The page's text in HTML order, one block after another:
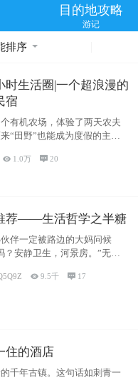
目的地攻略
游记
排序
时生活圈|一个超浪漫的
宿
有机农场，体验了两天农夫
“田野”也能成为度假的主旋
 1.0万 20
荐——生活哲学之半糖
伴一定被路边的大妈问候
？安静卫生，河景房。”无意
9.5千  17
住的酒店
千年古镇。这句话如刺青一